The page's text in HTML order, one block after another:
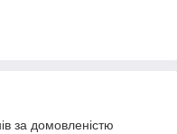
за домовленістю